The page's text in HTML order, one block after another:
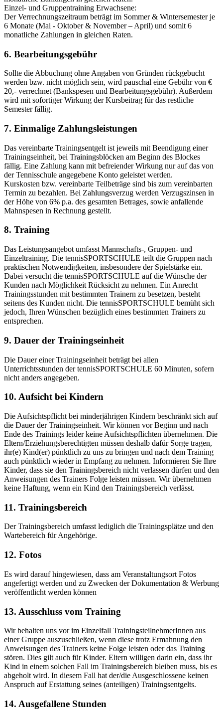
Einzel- und Gruppentraining Erwachsene:
Der Verrechnungszeitraum beträgt im Sommer & Wintersemester je
6 Monate (Mai - Oktober & November – April) und somit 6
monatliche Zahlungen in gleichen Raten.
6. Bearbeitungsgebühr
Sollte die Abbuchung ohne Angaben von Gründen rückgebucht
werden bzw. nicht möglich sein, wird pauschal eine Gebühr von €
20,- verrechnet (Bankspesen und Bearbeitungsgebühr). Außerdem
wird mit sofortiger Wirkung der Kursbeitrag für das restliche
Semester fällig.
7. Einmalige Zahlungsleistungen
Das vereinbarte Trainingsentgelt ist jeweils mit Beendigung einer
Trainingseinheit, bei Trainingsblöcken am Beginn des Blockes
fällig. Eine Zahlung kann mit befreiender Wirkung nur auf das von
der Tennisschule angegebene Konto geleistet werden.
Kurskosten bzw. vereinbarte Teilbeträge sind bis zum vereinbarten
Termin zu bezahlen. Bei Zahlungsverzug werden Verzugszinsen in
der Höhe von 6% p.a. des gesamten Betrages, sowie anfallende
Mahnspesen in Rechnung gestellt.
8. Training
Das Leistungsangebot umfasst Mannschafts-, Gruppen- und
Einzeltraining. Die tennisSPORTSCHULE teilt die Gruppen nach
praktischen Notwendigkeiten, insbesondere der Spielstärke ein.
Dabei versucht die tennisSPORTSCHULE auf die Wünsche der
Kunden nach Möglichkeit Rücksicht zu nehmen. Ein Anrecht
Trainingsstunden mit bestimmten Trainern zu besetzen, besteht
seitens des Kunden nicht. Die tennisSPORTSCHULE bemüht sich
jedoch, Ihren Wünschen bezüglich eines bestimmten Trainers zu
entsprechen.
9. Dauer der Trainingseinheit
Die Dauer einer Trainingseinheit beträgt bei allen
Unterrichtsstunden der tennisSPORTSCHULE 60 Minuten, sofern
nicht anders angegeben.
10. Aufsicht bei Kindern
Die Aufsichtspflicht bei minderjährigen Kindern beschränkt sich auf
die Dauer der Trainingseinheit. Wir können vor Beginn und nach
Ende des Trainings leider keine Aufsichtspflichten übernehmen. Die
Eltern/Erziehungsberechtigten müssen deshalb dafür Sorge tragen,
ihr(e) Kind(er) pünktlich zu uns zu bringen und nach dem Training
auch pünktlich wieder in Empfang zu nehmen. Informieren Sie Ihre
Kinder, dass sie den Trainingsbereich nicht verlassen dürfen und den
Anweisungen des Trainers Folge leisten müssen. Wir übernehmen
keine Haftung, wenn ein Kind den Trainingsbereich verlässt.
11. Trainingsbereich
Der Trainingsbereich umfasst lediglich die Trainingsplätze und den
Wartebereich für Angehörige.
12. Fotos
Es wird darauf hingewiesen, dass am Veranstaltungsort Fotos
angefertigt werden und zu Zwecken der Dokumentation & Werbung
veröffentlicht werden können
13. Ausschluss vom Training
Wir behalten uns vor im Einzelfall TrainingsteilnehmerInnen aus
einer Gruppe auszuschließen, wenn diese trotz Ermahnung den
Anweisungen des Trainers keine Folge leisten oder das Training
stören. Dies gilt auch für Kinder. Eltern willigen darin ein, dass ihr
Kind in einem solchen Fall im Trainingsbereich bleiben muss, bis es
abgeholt wird. In diesem Fall hat der/die Ausgeschlossene keinen
Anspruch auf Erstattung seines (anteiligen) Trainingsentgelts.
14. Ausgefallene Stunden